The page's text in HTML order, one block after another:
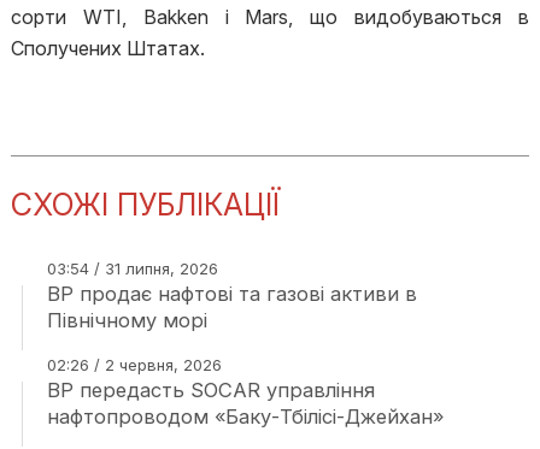
сорти WTI, Bakken і Mars, що видобуваються в
Сполучених Штатах.
СХОЖІ ПУБЛІКАЦІЇ
03:54 / 31 липня, 2026
BP продає нафтові та газові активи в
Північному морі
02:26 / 2 червня, 2026
BP передасть SOCAR управління
нафтопроводом «Баку-Тбілісі-Джейхан»